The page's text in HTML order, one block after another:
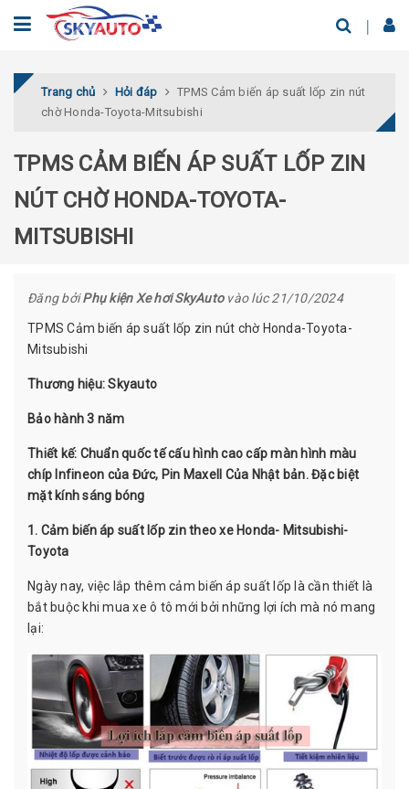
Trang chủ Hỏi đáp
TPMS Cảm biến áp suất lốp zin nút
chờ Honda-Toyota-Mitsubishi
TPMS CẢM BIẾN ÁP SUẤT LỐP ZIN
NÚT CHỜ HONDA-TOYOTA-
MITSUBISHI
Đăng bởiPhụ kiện Xe hơi SkyAutovào lúc 21/10/2024
TPMS Cảm biến áp suất lốp zin nút chờ Honda-Toyota-
Mitsubishi
Thương hiệu: Skyauto
Bảo hành 3 năm
Thiết kế: Chuẩn quốc tế cấu hình cao cấp màn hình màu
chíp Infineon của Đức, Pin Maxell Của Nhật bản. Đặc biệt
mặt kính sáng bóng
1. Cảm biến áp suất lốp zin theo xe Honda- Mitsubishi-
Toyota
Ngày nay, việc lắp thêm cảm biến áp suất lốp là cần thiết là
bắt buộc khi mua xe ô tô mới bởi những lợi ích mà nó mang
lại: